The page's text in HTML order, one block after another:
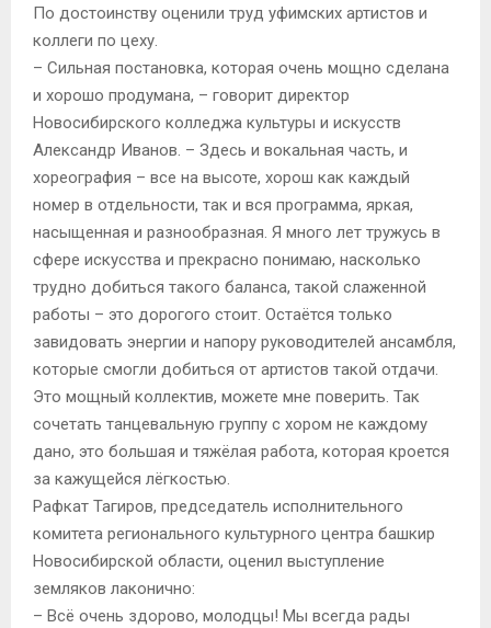
По достоинству оценили труд уфимских артистов и
коллеги по цеху.
– Сильная постановка, которая очень мощно сделана
и хорошо продумана, – говорит директор
Новосибирского колледжа культуры и искусств
Александр Иванов. – Здесь и вокальная часть, и
хореография – все на высоте, хорош как каждый
номер в отдельности, так и вся программа, яркая,
насыщенная и разнообразная. Я много лет тружусь в
сфере искусства и прекрасно понимаю, насколько
трудно добиться такого баланса, такой слаженной
работы – это дорогого стоит. Остаётся только
завидовать энергии и напору руководителей ансамбля,
которые смогли добиться от артистов такой отдачи.
Это мощный коллектив, можете мне поверить. Так
сочетать танцевальную группу с хором не каждому
дано, это большая и тяжёлая работа, которая кроется
за кажущейся лёгкостью.
Рафкат Тагиров, председатель исполнительного
комитета регионального культурного центра башкир
Новосибирской области, оценил выступление
земляков лаконично:
– Всё очень здорово, молодцы! Мы всегда рады